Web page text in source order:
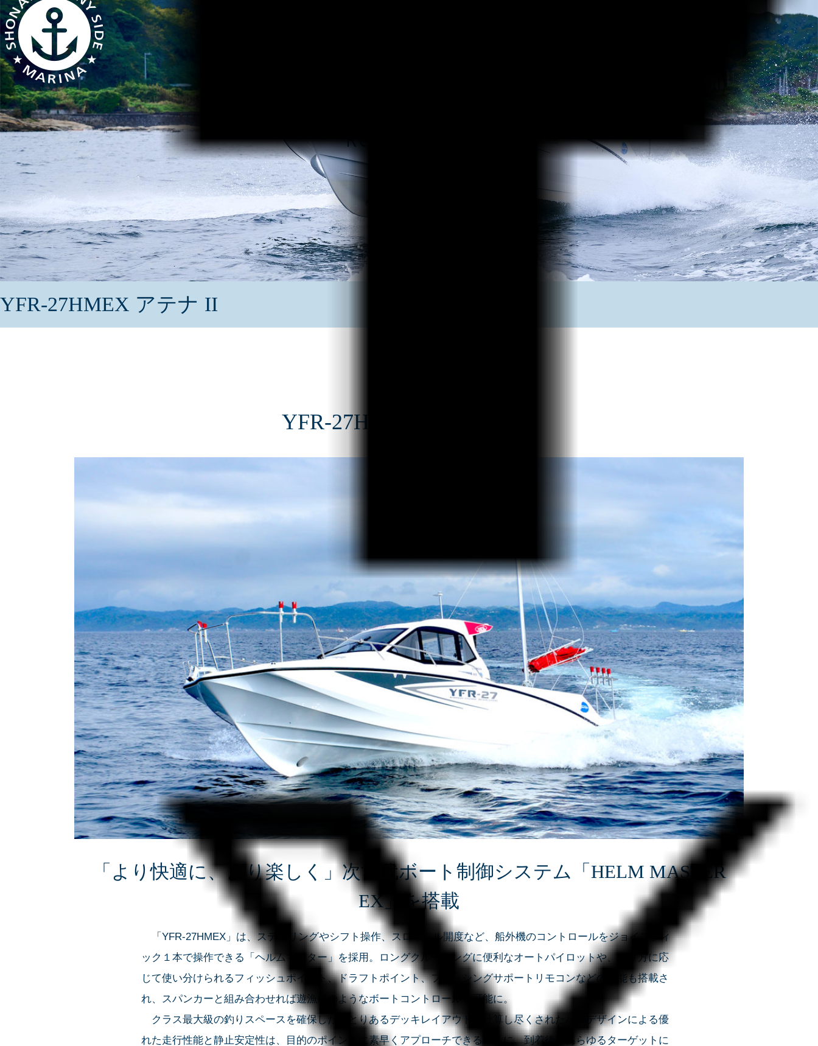
Rental Boat
YFR-27HMEX アテナ II
YFR-27HMEX アテナ II
「より快適に、より楽しく」次世代ボート制御システム「HELM MASTER
EX」を搭載
「YFR-27HMEX」は、ステアリングやシフト操作、スロットル開度など、船外機のコントロールをジョイスティ
ック１本で操作できる「ヘルムマスター」を採用。ロングクルージングに便利なオートパイロットや、釣り方に応
じて使い分けられるフィッシュポイント、ドラフトポイント、フィッシングサポートリモコンなどの機能も搭載さ
れ、スパンカーと組み合わせれば遊漁船のようなボートコントロールも可能に。
クラス最大級の釣りスペースを確保したゆとりあるデッキレイアウト、計算し尽くされたハルデザインによる優
れた走行性能と静止安定性は、目的のポイントに素早くアプローチできるうえに、到着後はあらゆるターゲットに